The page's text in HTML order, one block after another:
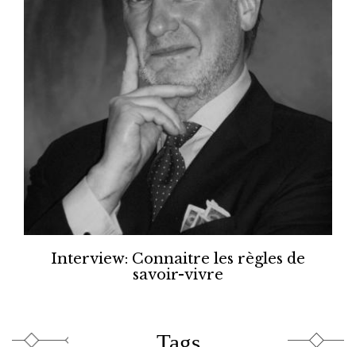
Interview: Connaitre les règles de
savoir-vivre